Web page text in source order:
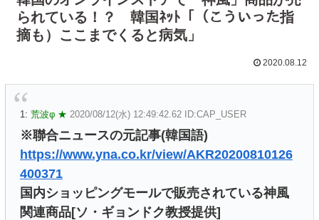
られている！？ 韓国ﾈｯﾄ「（こういった指
摘も）ここまでくると病気」
2020.08.12
1: 荒波φ ★ 2020/08/12(水) 12:49:42.62 ID:CAP_USER
※聯合ニュースの元記事(韓国語)
https://www.yna.co.kr/view/AKR20200810126
400371
国内ショッピングモールで販売されている神風
関連商品[ソ・ギョンドク教授提供]